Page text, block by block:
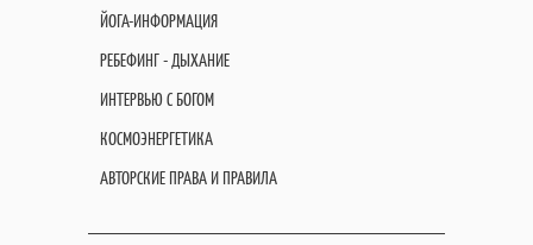
ЙОГА-ИНФОРМАЦИЯ
РЕБЕФИНГ - ДЫХАНИЕ
ИНТЕРВЬЮ С БОГОМ
КОСМОЭНЕРГЕТИКА
АВТОРСКИЕ ПРАВА И ПРАВИЛА